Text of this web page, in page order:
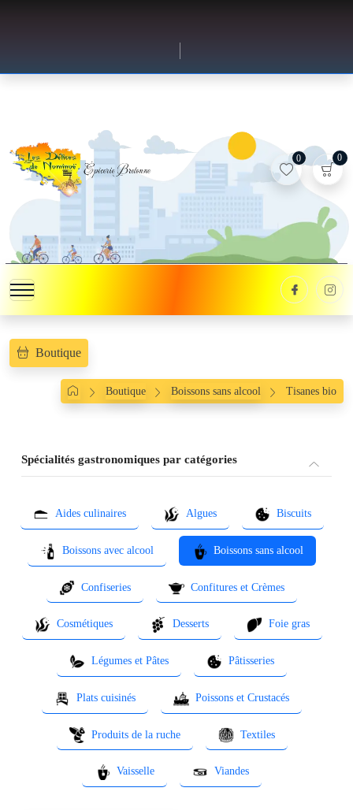
0 0
Boutique
Boutique Boissons sans alcool Tisanes bio
Spécialités gastronomiques par catégories
Aides culinaires Algues Biscuits
Boissons avec alcool Boissons sans alcool
Confiseries Confitures et Crèmes
Cosmétiques Desserts Foie gras
Légumes et Pâtes Pâtisseries
Plats cuisinés Poissons et Crustacés
Produits de la ruche Textiles
Vaisselle Viandes